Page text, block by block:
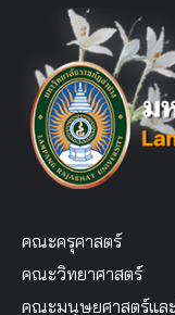
คณะครุศาสตร์
คณะวิทยาศาสตร์
คณะมนุษยศาสตร์แล